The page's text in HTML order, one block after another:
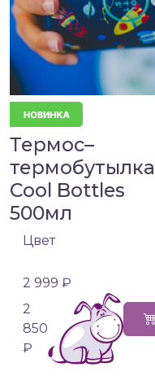
Термос–
термобутылка
Cool Bottles
500мл
Цвет
2 999 ₽
2
850
₽